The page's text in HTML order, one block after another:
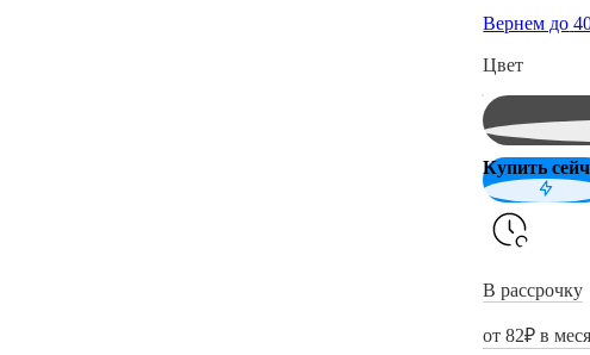
Вернем до
Цвет
Купить
В рассрочку
от82₽ в